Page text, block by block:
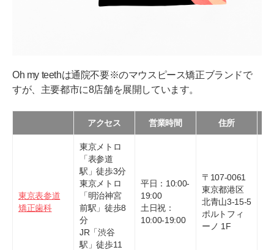
Oh my teethは通院不要※のマウスピース矯正ブランドで
すが、主要都市に8店舗を展開しています。
アクセス 営業時間 住所
東京表参道
矯正歯科
東京メトロ
「表参道
駅」徒歩3分
東京メトロ
「明治神宮
前駅」徒歩8
分
JR「渋谷
駅」徒歩11
平日：10:00-
19:00
土日祝：
10:00-19:00
〒107-0061
東京都港区
北青山3-15-5
ポルトフィ
ーノ 1F